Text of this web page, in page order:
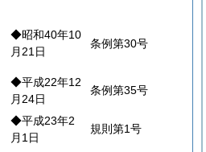
◆昭和40年10
月21日
条例第30号
◆平成22年12
月24日
条例第35号
◆平成23年2
月1日
規則第1号